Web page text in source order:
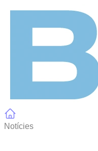
Notícies